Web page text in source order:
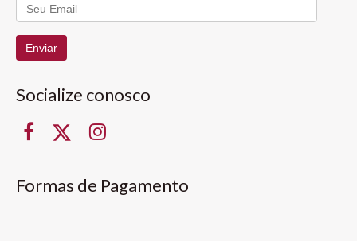
Enviar
Socialize conosco
Formas de Pagamento